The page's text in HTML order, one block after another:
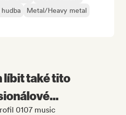
hudba
Metal/Heavy metal
líbit také tito
0107 music